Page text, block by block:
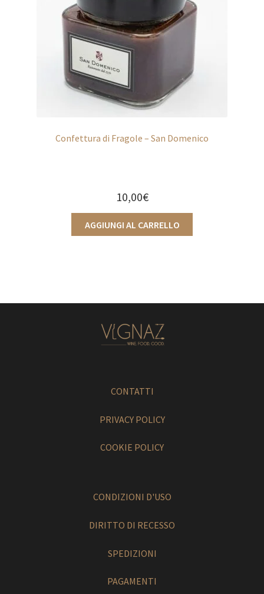
Confettura di Fragole – San Domenico
10,00€
AGGIUNGI AL CARRELLO
CONTATTI
PRIVACY POLICY
COOKIE POLICY
CONDIZIONI D'USO
DIRITTO DI RECESSO
SPEDIZIONI
PAGAMENTI